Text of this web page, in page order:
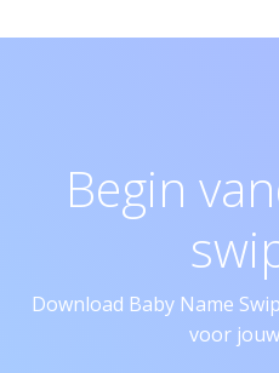
Begin
Download Baby Name
voor